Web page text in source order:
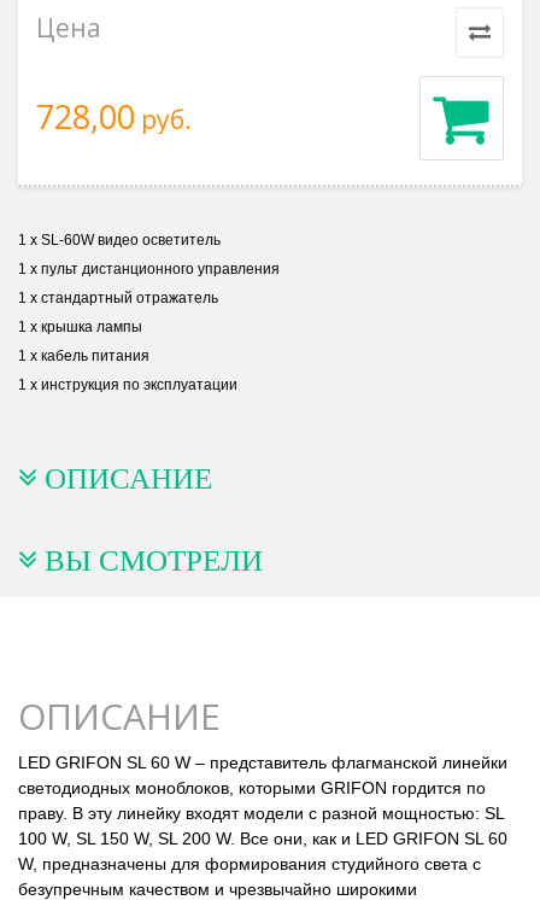
Цена
728,00 руб.
1 х SL-60W видео осветитель
1 х пульт дистанционного управления
1 х стандартный отражатель
1 х крышка лампы
1 х кабель питания
1 х инструкция по эксплуатации
ОПИСАНИЕ
ВЫ СМОТРЕЛИ
ОПИСАНИЕ
LED GRIFON SL 60 W – представитель флагманской линейки
светодиодных моноблоков, которыми GRIFON гордится по
праву. В эту линейку входят модели с разной мощностью: SL
100 W, SL 150 W, SL 200 W. Все они, как и LED GRIFON SL 60
W, предназначены для формирования студийного света с
безупречным качеством и чрезвычайно широкими